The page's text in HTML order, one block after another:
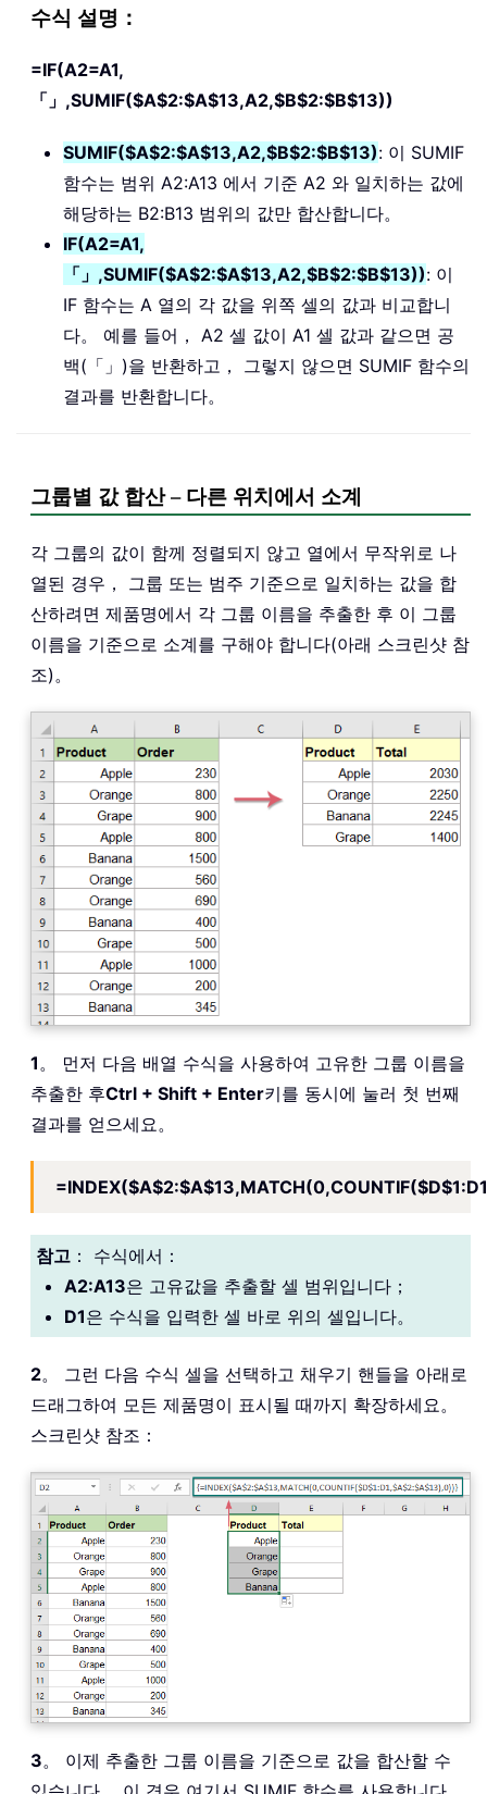
수식 설명：
=IF(A2=A1,
「」,SUMIF($A$2:$A$13,A2,$B$2:$B$13))
SUMIF($A$2:$A$13,A2,$B$2:$B$13): 이 SUMIF
함수는 범위 A2:A13 에서 기준 A2 와 일치하는 값에
해당하는 B2:B13 범위의 값만 합산합니다。
IF(A2=A1,
「」,SUMIF($A$2:$A$13,A2,$B$2:$B$13)): 이
IF 함수는 A 열의 각 값을 위쪽 셀의 값과 비교합니
다。 예를 들어， A2 셀 값이 A1 셀 값과 같으면 공
백(「」)을 반환하고， 그렇지 않으면 SUMIF 함수의
결과를 반환합니다。
그룹별 값 합산 – 다른 위치에서 소계
각 그룹의 값이 함께 정렬되지 않고 열에서 무작위로 나
열된 경우， 그룹 또는 범주 기준으로 일치하는 값을 합
산하려면 제품명에서 각 그룹 이름을 추출한 후 이 그룹
이름을 기준으로 소계를 구해야 합니다(아래 스크린샷 참
조)。
1。 먼저 다음 배열 수식을 사용하여 고유한 그룹 이름을
추출한 후Ctrl + Shift + Enter키를 동시에 눌러 첫 번째
결과를 얻으세요。
참고 ： 수식에서：
A2:A13은 고유값을 추출할 셀 범위입니다；
D1은 수식을 입력한 셀 바로 위의 셀입니다。
2。 그런 다음 수식 셀을 선택하고 채우기 핸들을 아래로
드래그하여 모든 제품명이 표시될 때까지 확장하세요。
스크린샷 참조：
3。 이제 추출한 그룹 이름을 기준으로 값을 합산할 수